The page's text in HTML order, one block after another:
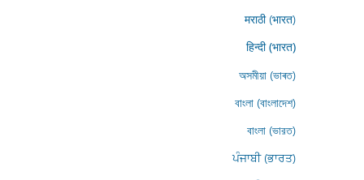
मराठी (भारत)
हिन्दी (भारत)
অসমীয়া (ভাৰত)
বাংলা (বাংলাদেশ)
বাংলা (ভারত)
ਪੰਜਾਬੀ (ਭਾਰਤ)